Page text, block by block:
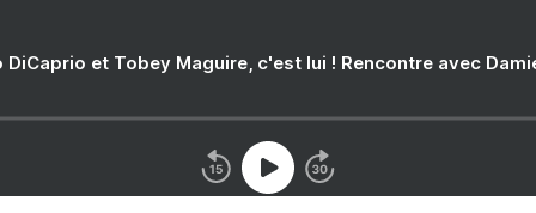
DiCaprio et Tobey Maguire, c'est lui ! Rencontre avec